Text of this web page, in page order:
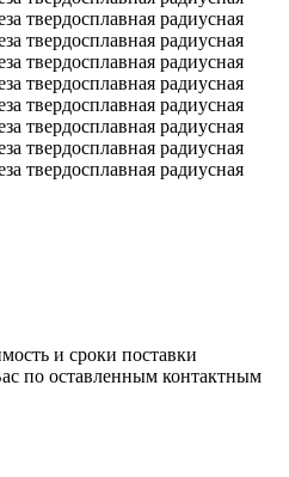
и сроки поставки
по оставленным контактным